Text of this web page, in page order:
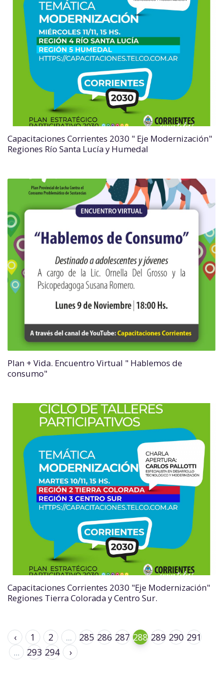
Capacitaciones Corrientes 2030 " Eje Modernización"
Regiones Río Santa Lucía y Humedal
Plan + Vida. Encuentro Virtual " Hablemos de
consumo"
Capacitaciones Corrientes 2030 "Eje Modernización"
Regiones Tierra Colorada y Centro Sur.
‹ 1 2 ... 285 286 287 288 289 290 291
...
293 294 ›